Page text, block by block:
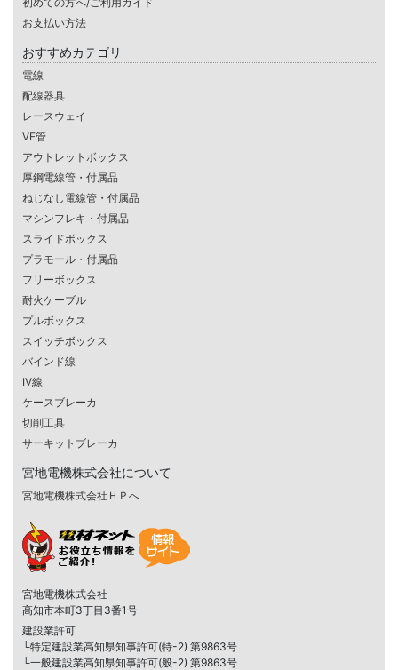
お支払い方法
おすすめカテゴリ
電線
配線器具
レースウェイ
VE管
アウトレットボックス
厚鋼電線管・付属品
ねじなし電線管・付属品
マシンフレキ・付属品
スライドボックス
プラモール・付属品
フリーボックス
耐火ケーブル
プルボックス
スイッチボックス
バインド線
IV線
ケースブレーカ
切削工具
サーキットブレーカ
宮地電機株式会社について
宮地電機株式会社ＨＰへ
宮地電機株式会社
高知市本町3丁目3番1号
建設業許可
└特定建設業高知県知事許可(特-2) 第9863号
└一般建設業高知県知事許可(般-2) 第9863号